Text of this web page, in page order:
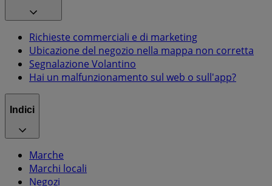
Richieste commerciali e di marketing
Ubicazione del negozio nella mappa non corretta
Segnalazione Volantino
Hai un malfunzionamento sul web o sull'app?
Indici
Marche
Marchi locali
Negozi